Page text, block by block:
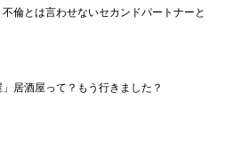
倫とは言わせないセカンドパートナーと
居酒屋って？もう行きました？